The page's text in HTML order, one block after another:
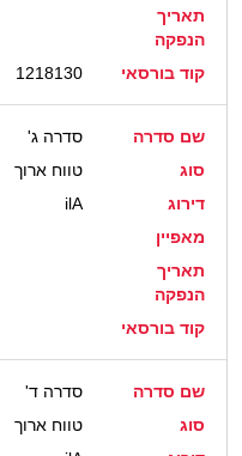
תאריך
הנפקה
קוד בורסאי
1218130
שם סדרה
סדרה ג'
סוג
טווח ארוך
דירוג
ilA
מאפיין
תאריך
הנפקה
קוד בורסאי
שם סדרה
סדרה ד'
סוג
טווח ארוך